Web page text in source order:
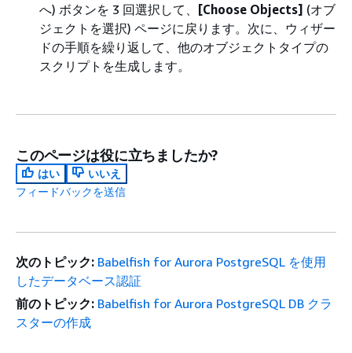
へ) ボタンを 3 回選択して、
[Choose Objects] (オブ
ジェクトを選択) ページに戻ります。次に、ウィザー
ドの手順を繰り返して、他のオブジェクトタイプの
スクリプトを生成します。
このページは役に立ちましたか?
はい
いいえ
フィードバックを送信
次のトピック: Babelfish for Aurora PostgreSQL を使用
したデータベース認証
前のトピック: Babelfish for Aurora PostgreSQL DB クラ
スターの作成